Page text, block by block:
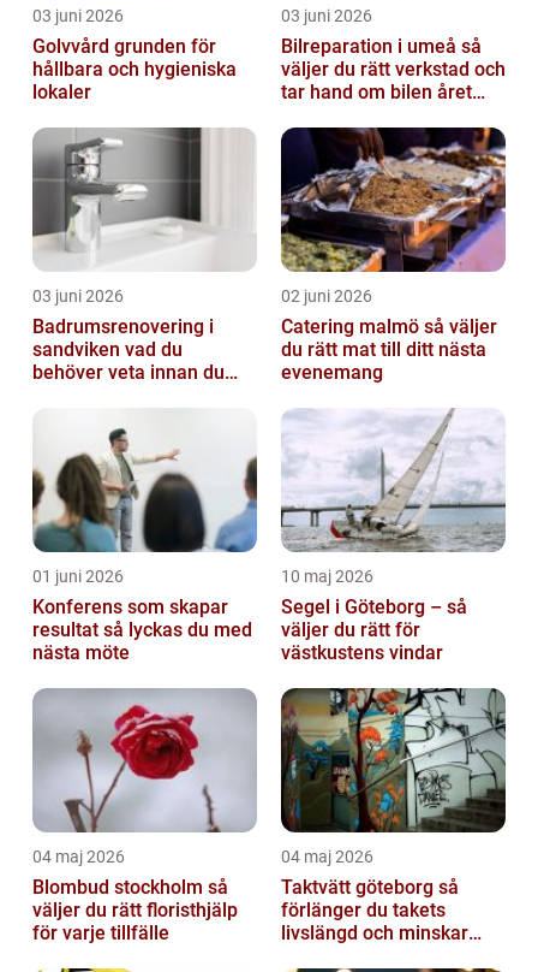
03 juni 2026
Golvvård grunden för
hållbara och hygieniska
lokaler
03 juni 2026
Bilreparation i umeå så
väljer du rätt verkstad och
tar hand om bilen året
03 juni 2026
Badrumsrenovering i
sandviken vad du
behöver veta innan du
02 juni 2026
Catering malmö så väljer
du rätt mat till ditt nästa
evenemang
01 juni 2026
Konferens som skapar
resultat så lyckas du med
nästa möte
10 maj 2026
Segel i Göteborg – så
väljer du rätt för
västkustens vindar
04 maj 2026
Blombud stockholm så
väljer du rätt floristhjälp
för varje tillfälle
04 maj 2026
Taktvätt göteborg så
förlänger du takets
livslängd och minskar